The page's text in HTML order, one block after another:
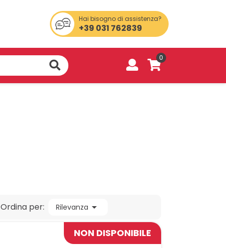
Hai bisogno di assistenza?
+39 031 762839
0
Ordina per: Rilevanza 
NON DISPONIBILE